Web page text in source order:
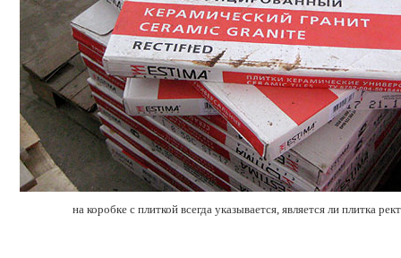
на коробке с плиткой всегда указывается, является ли плитка